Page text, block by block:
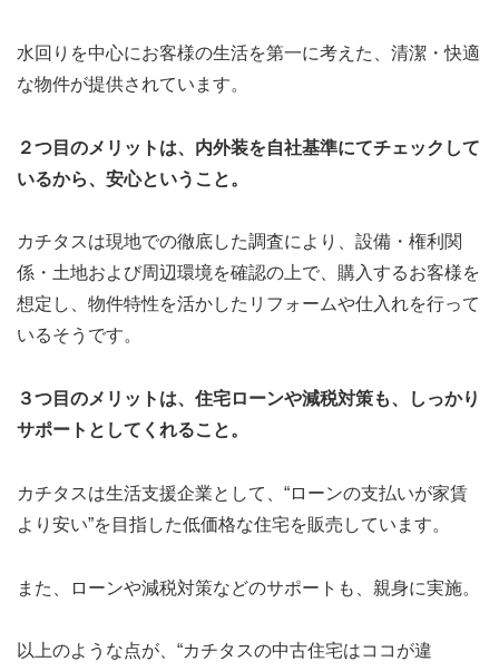
水回りを中心にお客様の生活を第一に考えた、清潔・快適
な物件が提供されています。
２つ目のメリットは、内外装を自社基準にてチェックして
いるから、安心ということ。
カチタスは現地での徹底した調査により、設備・権利関
係・土地および周辺環境を確認の上で、購入するお客様を
想定し、物件特性を活かしたリフォームや仕入れを行って
いるそうです。
３つ目のメリットは、住宅ローンや減税対策も、しっかり
サポートとしてくれること。
カチタスは生活支援企業として、“ローンの支払いが家賃
より安い”を目指した低価格な住宅を販売しています。
また、ローンや減税対策などのサポートも、親身に実施。
以上のような点が、“カチタスの中古住宅はココが違